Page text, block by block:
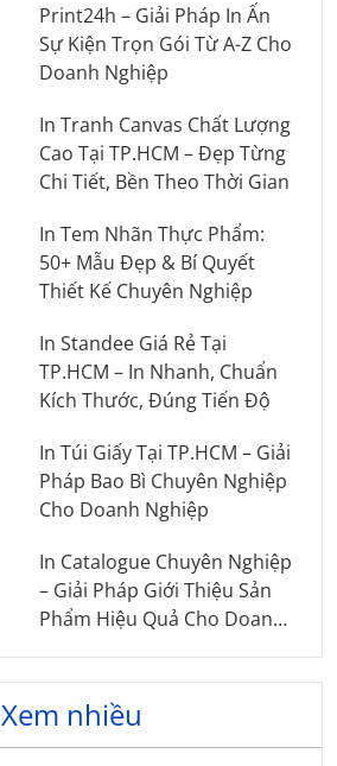
Print24h – Giải Pháp In Ấn
Sự Kiện Trọn Gói Từ A-Z Cho
Doanh Nghiệp
In Tranh Canvas Chất Lượng
Cao Tại TP.HCM – Đẹp Từng
Chi Tiết, Bền Theo Thời Gian
In Tem Nhãn Thực Phẩm:
50+ Mẫu Đẹp & Bí Quyết
Thiết Kế Chuyên Nghiệp
In Standee Giá Rẻ Tại
TP.HCM – In Nhanh, Chuẩn
Kích Thước, Đúng Tiến Độ
In Túi Giấy Tại TP.HCM – Giải
Pháp Bao Bì Chuyên Nghiệp
Cho Doanh Nghiệp
In Catalogue Chuyên Nghiệp
– Giải Pháp Giới Thiệu Sản
Phẩm Hiệu Quả Cho Doanh
Xem nhiều